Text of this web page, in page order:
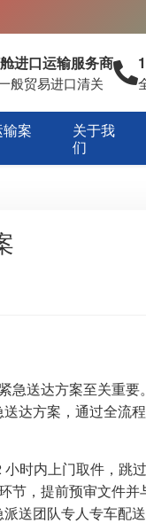
进口运输服务商
般贸易进口清关
案
关于我
们
急送达方案至关重要
达方案，通过全流
时内上门取件，跳
节，提前预审文件并
送团队专人专车配